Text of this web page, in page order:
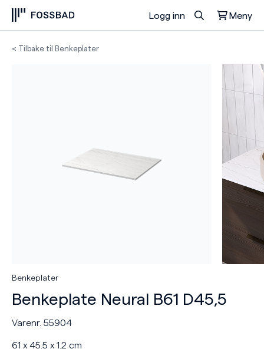
Logg inn Meny
Du har ingen produkter i handlekurven.
< Tilbake til Benkeplater
Benkeplater
Benkeplate Neural B61 D45,5
Varenr. 55904
61 x 45.5 x 1.2 cm